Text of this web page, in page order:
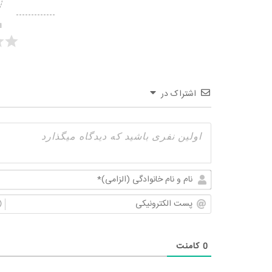
اشتراک در
0 کامنت